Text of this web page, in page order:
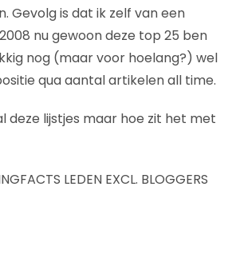
Gevolg is dat ik zelf van een
nu gewoon deze top 25 ben
nog (maar voor hoelang?) wel
qua aantal artikelen all time.
deze lijstjes maar hoe zit het met
LEDEN EXCL. BLOGGERS